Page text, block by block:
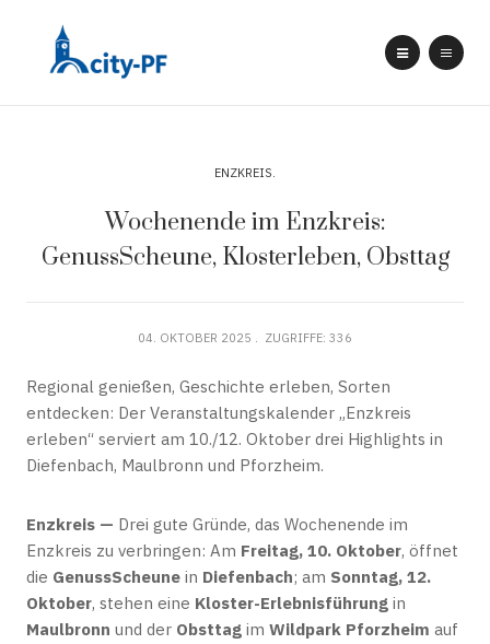
ENZKREIS
Wochenende im Enzkreis:
GenussScheune, Klosterleben, Obsttag
04. OKTOBER 2025 ZUGRIFFE: 336
Regional genießen, Geschichte erleben, Sorten
entdecken: Der Veranstaltungskalender „Enzkreis
erleben“ serviert am 10./12. Oktober drei Highlights in
Diefenbach, Maulbronn und Pforzheim.
Enzkreis — Drei gute Gründe, das Wochenende im
Enzkreis zu verbringen: Am Freitag, 10. Oktober, öffnet
die GenussScheune in Diefenbach; am Sonntag, 12.
Oktober, stehen eine Kloster-Erlebnisführung in
Maulbronn und der Obsttag im Wildpark Pforzheim auf